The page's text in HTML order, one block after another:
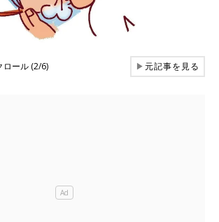
ロール (2/6) ▶元記事を見る